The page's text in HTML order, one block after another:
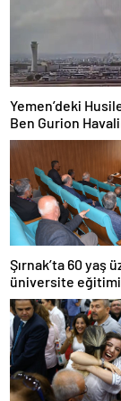
Yemen’deki
Ben Gurion
vurdu
Şırnak’ta 60 yaş
üniversite eğitimi